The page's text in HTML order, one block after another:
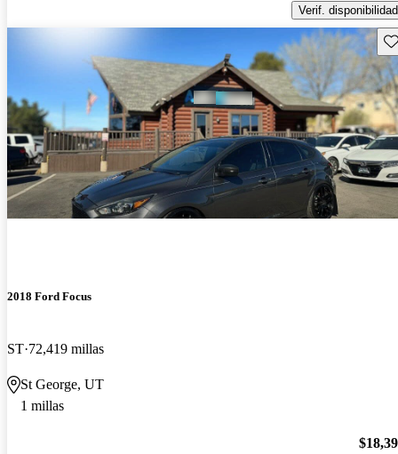
Verif. disponibilidad
2018 Ford Focus
ST 72,419 millas
St George, UT
1 millas